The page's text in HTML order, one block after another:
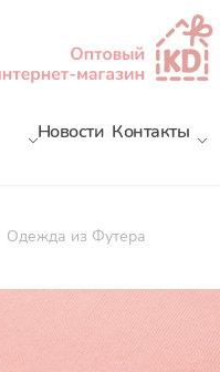
Новости Контакты
Одежда из Футера